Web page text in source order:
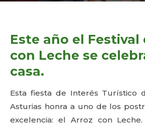
Este año el Festival
con Leche se
casa.
Esta fiesta de Interés Turístico
Asturias honra a uno de los
excelencia: el Arroz con Leche.